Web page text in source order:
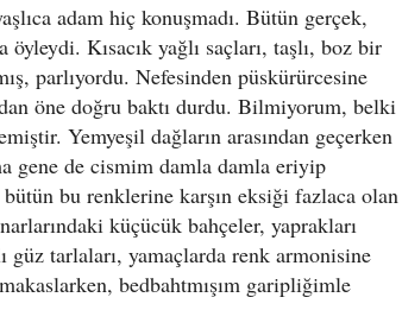
adam hiç konuşmadı. Bütün gerçek,
Kısacık yağlı saçları, taşlı, boz bir
parlıyordu. Nefesinden püskürürcesine
öne doğru baktı durdu. Bilmiyorum, belki
Yemyeşil dağların arasından geçerken
gene de cismim damla damla eriyip
bu renklerine karşın eksiği fazlaca olan
küçücük bahçeler, yaprakları
güz tarlaları, yamaçlarda renk armonisine
bedbahtmışım garipliğimle